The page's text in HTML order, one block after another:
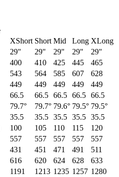
XShort Short Mid Long XLong
29" 29" 29" 29"
29"
400 410 425 445
465
543 564 585 607
628
449 449 449 449
449
66.5 66.5 66.5 66.5 66.5
79.7° 79.7° 79.6° 79.5° 79.5°
35.5 35.5 35.5 35.5 35.5
100 105 110 115
120
557 557 557 557
557
431 451 471 491
511
616 620 624 628
633
1191 1213 1235 1257 1280